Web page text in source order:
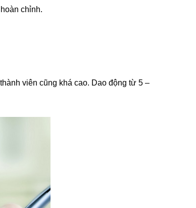
chỉnh.
viên cũng khá cao. Dao động từ 5 –